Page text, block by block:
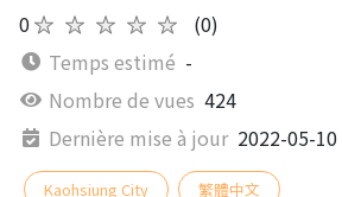
0★★★★★
(0)
Temps estimé -
Nombre de vues 424
Dernière mise à jour 2022-05-10
Kaohsiung City 繁體中文